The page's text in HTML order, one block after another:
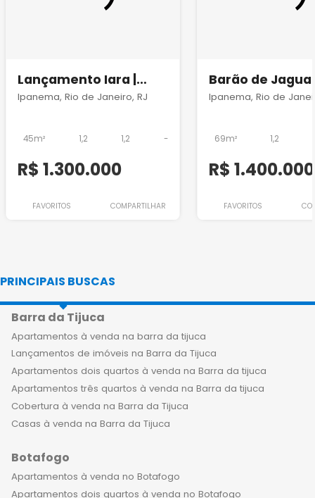
Lançamento Iara |
Praia Ipanema Studios
Ipanema, Rio de Janeiro, RJ
45m² 1,2 1,2 -
R$ 1.300.000
FAVORITOS COMPARTILHAR
Barão de
289 |
Ipanema, Rio de
69m² 1,2
R$ 1.400.000
FAVORITOS
PRINCIPAIS BUSCAS
Barra da Tijuca
Apartamentos à venda na barra da tijuca
Lançamentos de imóveis na Barra da Tijuca
Apartamentos dois quartos à venda na Barra da tijuca
Apartamentos três quartos à venda na Barra da tijuca
Cobertura à venda na Barra da Tijuca
Casas à venda na Barra da Tijuca
Botafogo
Apartamentos à venda no Botafogo
Apartamentos dois quartos à venda no Botafogo